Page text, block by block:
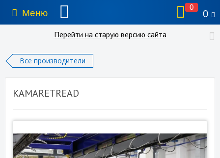
Меню
0
0
Перейти на старую версию сайта
Все производители
KAMARETREAD